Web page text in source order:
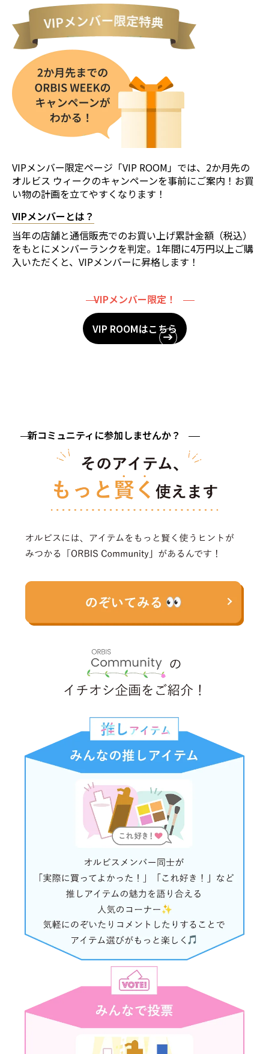
VIPメンバー限定ページ「VIP ROOM」では、2か月先の
オルビス ウィークのキャンペーンを事前にご案内！お買
い物の計画を立てやすくなります！
VIPメンバーとは？
当年の店舗と通信販売でのお買い上げ累計金額（税込）
をもとにメンバーランクを判定。1年間に4万円以上ご購
入いただくと、VIPメンバーに昇格します！
VIPメンバー限定！
VIP ROOMはこちら
新コミュニティに参加しませんか？